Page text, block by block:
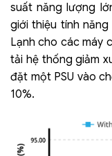
suất năng lượng
giới thiệu tính
Lạnh cho các máy
tải hệ thống giảm
đặt một PSU vào
10%.